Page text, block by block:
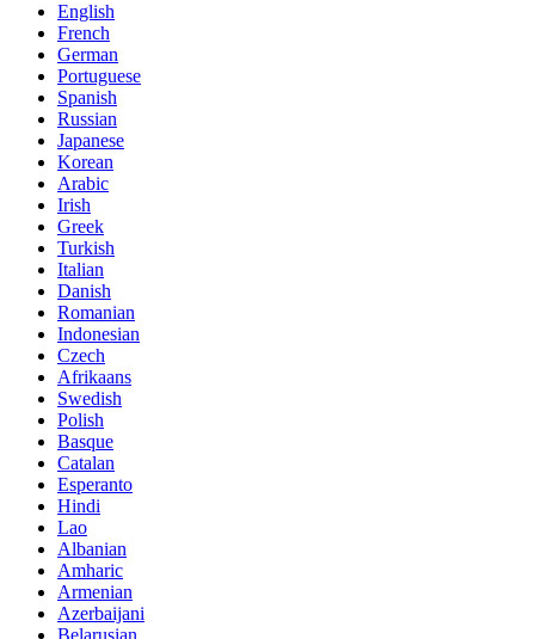
English
French
German
Portuguese
Spanish
Russian
Japanese
Korean
Arabic
Irish
Greek
Turkish
Italian
Danish
Romanian
Indonesian
Czech
Afrikaans
Swedish
Polish
Basque
Catalan
Esperanto
Hindi
Lao
Albanian
Amharic
Armenian
Azerbaijani